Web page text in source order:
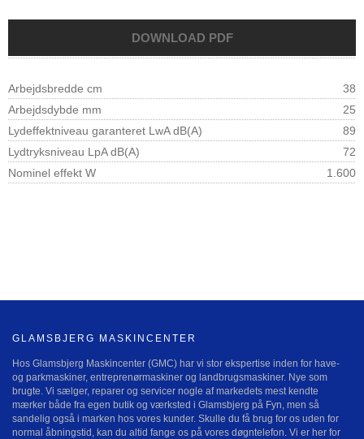
Arbejdsbredde cm
38
Arbejdsdybde mm
25
Lydeffektniveau garanteret LwA dB(A)
89
Lydtryksniveau LpA dB(A)
72
Nominel effekt W
1.600
GLAMSBJERG MASKINCENTER
Hos Glamsbjerg Maskincenter (GMC) har vi stor ekspertise inden for have-
og parkmaskiner, entreprenørmaskiner og landbrugsmaskiner. Nye som
brugte. Vi sælger, reparer og servicer nogle af markedets mest kendte
mærker både fra egen butik og værksted i Glamsbjerg på Fyn, men så
sandelig også i marken hos vores kunder. Skulle du få brug for os uden for
normal åbningstid, kan du altid fange os på vores døgntelefon. Vi er her for